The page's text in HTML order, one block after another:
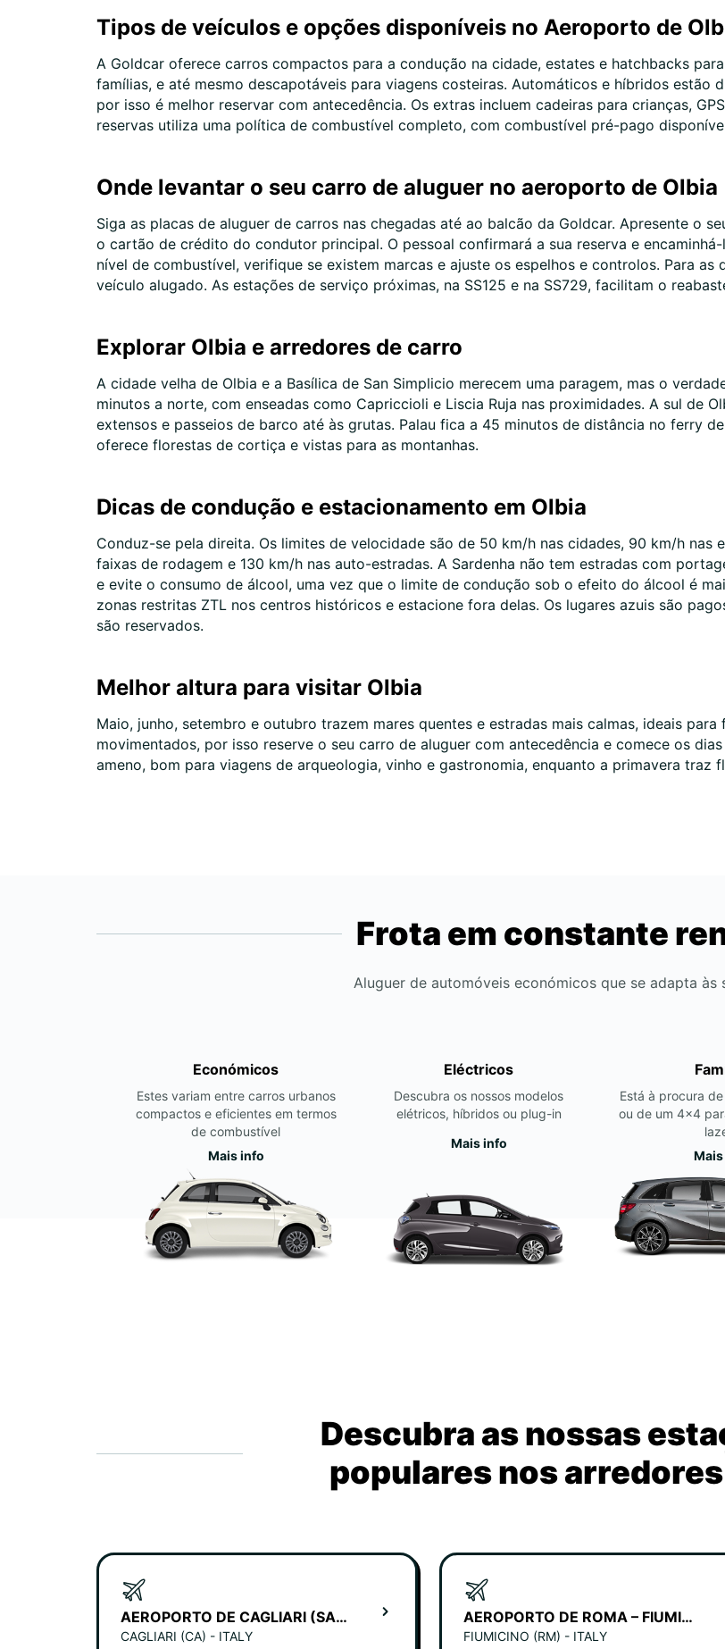
Tipos de veículos e opções disponíveis no Aeroporto de
A Goldcar oferece carros compactos para a condução na cidade, estates e hatchbacks
famílias, e até mesmo descapotáveis para viagens costeiras. Automáticos e híbridos estão
por isso é melhor reservar com antecedência. Os extras incluem cadeiras para crianças,
reservas utiliza uma política de combustível completo, com combustível pré-pago
Onde levantar o seu carro de aluguer no aeroporto de Olbia
Siga as placas de aluguer de carros nas chegadas até ao balcão da Goldcar. Apresente o
o cartão de crédito do condutor principal. O pessoal confirmará a sua reserva e
nível de combustível, verifique se existem marcas e ajuste os espelhos e controlos. Para
veículo alugado. As estações de serviço próximas, na SS125 e na SS729, facilitam o
Explorar Olbia e arredores de carro
A cidade velha de Olbia e a Basílica de San Simplicio merecem uma paragem, mas o
minutos a norte, com enseadas como Capriccioli e Liscia Ruja nas proximidades. A sul de
extensos e passeios de barco até às grutas. Palau fica a 45 minutos de distância no ferry
oferece florestas de cortiça e vistas para as montanhas.
Dicas de condução e estacionamento em Olbia
Conduz-se pela direita. Os limites de velocidade são de 50 km/h nas cidades, 90 km/h nas
faixas de rodagem e 130 km/h nas auto-estradas. A Sardenha não tem estradas com
e evite o consumo de álcool, uma vez que o limite de condução sob o efeito do álcool é
zonas restritas ZTL nos centros históricos e estacione fora delas. Os lugares azuis são
são reservados.
Melhor altura para visitar Olbia
Maio, junho, setembro e outubro trazem mares quentes e estradas mais calmas, ideais
movimentados, por isso reserve o seu carro de aluguer com antecedência e comece os
ameno, bom para viagens de arqueologia, vinho e gastronomia, enquanto a primavera traz
Frota em constante
Aluguer de automóveis económicos que se adapta às
Económicos
Estes variam entre carros urbanos
compactos e eficientes em termos
de combustível
Mais info
Eléctricos
Descubra os nossos modelos
elétricos, híbridos ou plug-in
Mais info
Está à procura
ou de um 4x4
Descubra as nossas
populares nos
AEROPORTO DE CAGLIARI (SARDENHA)
CAGLIARI (CA) - ITALY
AEROPORTO DE ROMA – FIUMICINO
FIUMICINO (RM) - ITALY